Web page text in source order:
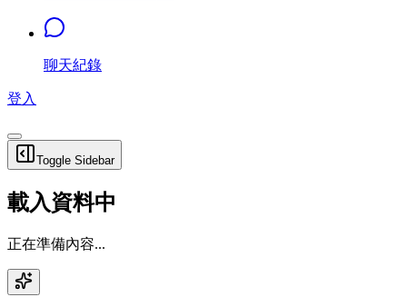
聊天紀錄
登入
Toggle Sidebar
載入資料中
正在準備內容...